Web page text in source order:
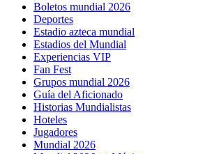
Boletos mundial 2026
Deportes
Estadio azteca mundial
Estadios del Mundial
Experiencias VIP
Fan Fest
Grupos mundial 2026
Guía del Aficionado
Historias Mundialistas
Hoteles
Jugadores
Mundial 2026